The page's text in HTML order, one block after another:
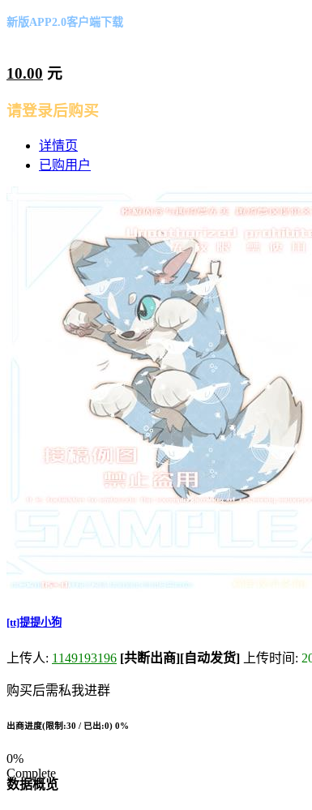
新版APP2.0客户端下载
10.00 元
请登录后购买
详情页
已购用户
[tt]提提小狗
上传人: 1149193196 [共断出商][自动发货] 上传时间:
购买后需私我进群
出商进度(限制:30 / 已出:0) 0%
0%
Complete
数据概览